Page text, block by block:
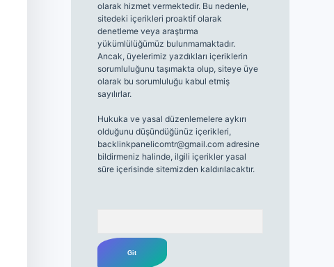
olarak hizmet vermektedir. Bu nedenle,
sitedeki içerikleri proaktif olarak
denetleme veya araştırma
yükümlülüğümüz bulunmamaktadır.
Ancak, üyelerimiz yazdıkları içeriklerin
sorumluluğunu taşımakta olup, siteye üye
olarak bu sorumluluğu kabul etmiş
sayılırlar.
Hukuka ve yasal düzenlemelere aykırı
olduğunu düşündüğünüz içerikleri,
backlinkpanelicomtr@gmail.comadresine
bildirmeniz halinde, ilgili içerikler yasal
süre içerisinde sitemizden kaldırılacaktır.